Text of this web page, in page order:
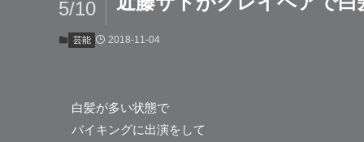
5/10
芸能 2018-11-04
白髪が多い状態で
バイキングに出演をして